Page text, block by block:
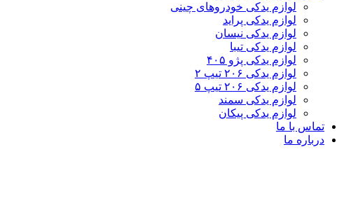
لوازم یدکی خودروهای چینی
لوازم یدکی پراید
لوازم یدکی نیسان
لوازم یدکی تیبا
لوازم یدکی پژو ۴۰۵
لوازم یدکی ۲۰۶ تیپ ۲
لوازم یدکی ۲۰۶ تیپ ۵
لوازم یدکی سمند
لوازم یدکی پیکان
تماس با ما
درباره ما